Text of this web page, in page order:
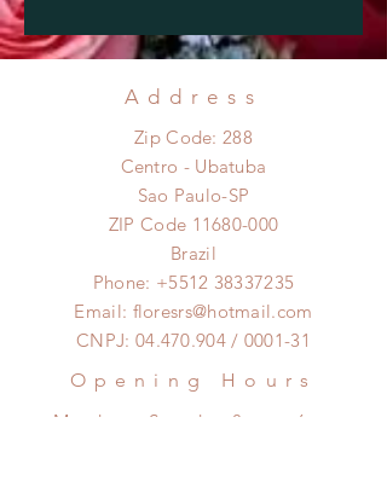
PRODUTO.
NÃO INCLUSO TAXA DE
ENTREGA.
MAIORES INFORMAÇÕES PELO
WHATSAPP 12991021215
Foto modelo, flores naturais e
portanto podem ter variações de
cores, tonalidades, tamanhos, tipos
e espécies pela época.
Address
Zip Code: 288
Centro - Ubatuba
Sao Paulo-SP
ZIP Code 11680-000
Brazil
Phone: +5512 38337235
Email: floresrs@hotmail.com
CNPJ: 04.470.904/ 0001-31
Opening Hours
Monday to Saturday:
8am to 6pm